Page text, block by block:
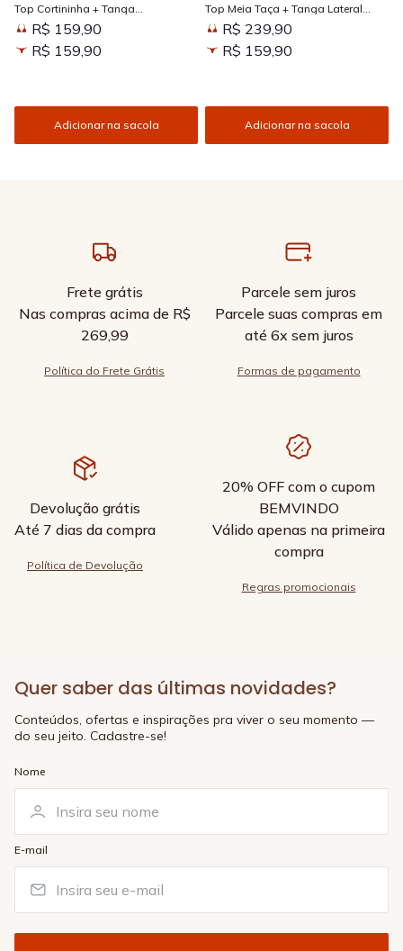
Top Cortininha + Tanga
Amarradinha Estampada Sun
KissedR$ 159,90
R$ 159,90
Adicionar na sacola
Top Meia Taça + Tanga Lateral
Larga Estampada Sun Kissed
R$ 239,90
R$ 159,90
Adicionar na sacola
Frete grátis
Nas compras acima de R$
269,99
Política do Frete Grátis
Parcele sem juros
Parcele suas compras em
até 6x sem juros
Formas de pagamento
Devolução grátis
Até 7 dias da compra
Política de Devolução
20% OFF com o cupom
BEMVINDO
Válido apenas na primeira
compra
Regras promocionais
Quer saber das últimas novidades?
Conteúdos, ofertas e inspirações pra viver o seu momento —
do seu jeito. Cadastre-se!
Nome
E-mail